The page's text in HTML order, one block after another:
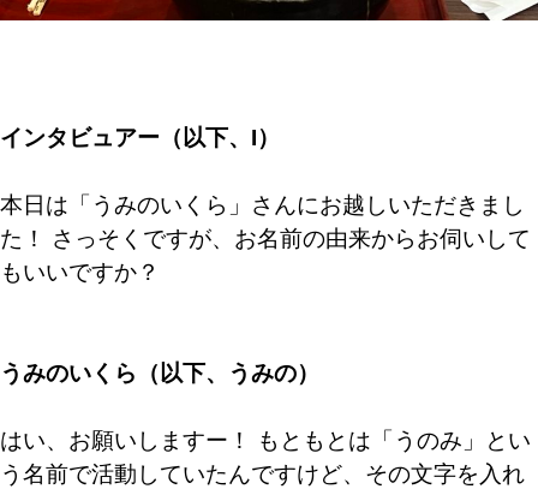
インタビュアー（以下、I）
本日は「うみのいくら」さんにお越しいただきまし
た！ さっそくですが、お名前の由来からお伺いして
もいいですか？
うみのいくら（以下、うみの）
はい、お願いしますー！ もともとは「うのみ」とい
う名前で活動していたんですけど、その文字を入れ